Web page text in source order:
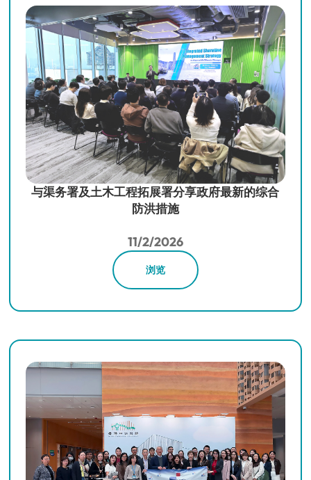
与渠务署及土木工程拓展署分享政府最新的综合
防洪措施
11/2/2026
浏览